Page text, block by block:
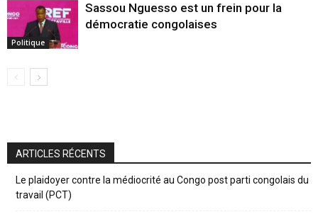
Politique
Sassou Nguesso est un frein pour la
démocratie congolaises
ARTICLES RÉCENTS
Le plaidoyer contre la médiocrité au Congo post parti congolais du
travail (PCT)